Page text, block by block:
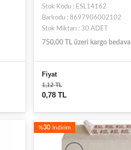
Stok Kodu : ESL14162
Barkodu : 8697906002102
Stok Miktarı : 30 ADET
750,00 TL üzeri kargo bedava
Fiyat
1,12 TL
0,78 TL
%30 İndirim